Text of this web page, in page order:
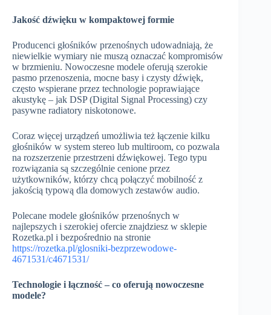
Jakość dźwięku w kompaktowej formie
Producenci głośników przenośnych udowadniają, że
niewielkie wymiary nie muszą oznaczać kompromisów
w brzmieniu. Nowoczesne modele oferują szerokie
pasmo przenoszenia, mocne basy i czysty dźwięk,
często wspierane przez technologie poprawiające
akustykę – jak DSP (Digital Signal Processing) czy
pasywne radiatory niskotonowe.
Coraz więcej urządzeń umożliwia też łączenie kilku
głośników w system stereo lub multiroom, co pozwala
na rozszerzenie przestrzeni dźwiękowej. Tego typu
rozwiązania są szczególnie cenione przez
użytkowników, którzy chcą połączyć mobilność z
jakością typową dla domowych zestawów audio.
Polecane modele głośników przenośnych w
najlepszych i szerokiej ofercie znajdziesz w sklepie
Rozetka.pl i bezpośrednio na stronie
https://rozetka.pl/glosniki-bezprzewodowe-
4671531/c4671531/
Technologie i łączność – co oferują nowoczesne
modele?